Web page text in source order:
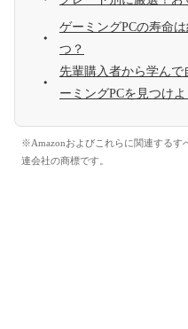
ゲーミングPCの寿命
つ？
先輩購入者から学ん
ーミングPCを見つけよ
※Amazonおよびこれらに関連するす
連会社の商標です。